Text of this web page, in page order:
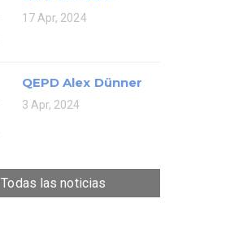
17 Apr, 2024
QEPD Alex Dünner
3 Apr, 2024
Todas las noticias